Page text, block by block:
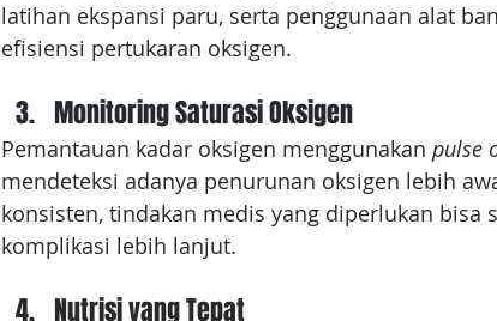
latihan ekspansi paru, serta penggunaan alat
efisiensi pertukaran oksigen.
Monitoring Saturasi Oksigen
Pemantauan kadar oksigen menggunakan pulse
mendeteksi adanya penurunan oksigen lebih
konsisten, tindakan medis yang diperlukan bisa
komplikasi lebih lanjut.
Nutrisi yang Tepat